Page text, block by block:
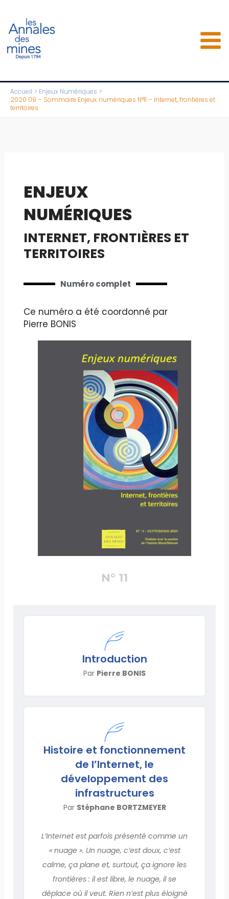
contenu
Accueil
Enjeux Numériques
2020 09 – Sommaire Enjeux numériques N°11 – Internet, frontières et
territoires
ENJEUX
NUMÉRIQUES
INTERNET, FRONTIÈRES ET
TERRITOIRES
Numéro complet
Ce numéro a été coordonné par
Pierre BONIS
N° 11
Introduction
Par Pierre BONIS
Histoire et fonctionnement
de l’Internet, le
développement des
infrastructures
Par Stéphane BORTZMEYER
L’Internet est parfois présenté comme un
« nuage ». Un nuage, c’est doux, c’est
calme, ça plane et, surtout, ça ignore les
frontières : il est libre, le nuage, il se
déplace où il veut. Rien n’est plus éloigné